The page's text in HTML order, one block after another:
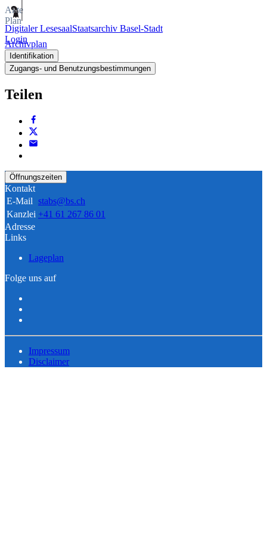
Digitaler LesesaalStaatsarchiv Basel-Stadt
Login
Akte
Plan
Archivplan
Identifikation
Zugangs- und Benutzungsbestimmungen
Teilen
Öffnungszeiten
Kontakt
E-Mail stabs@bs.ch
Kanzlei +41 61 267 86 01
Adresse
Links
Lageplan
Folge uns auf
Impressum
Disclaimer